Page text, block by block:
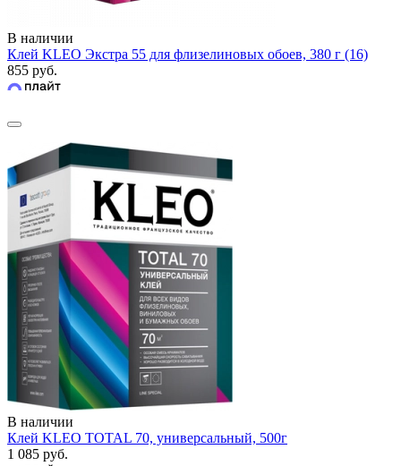
В наличии
Клей KLEO Экстра 55 для флизелиновых обоев, 380 г (16)
855 руб.
В наличии
Клей KLEO TOTAL 70, универсальный, 500г
1 085 руб.